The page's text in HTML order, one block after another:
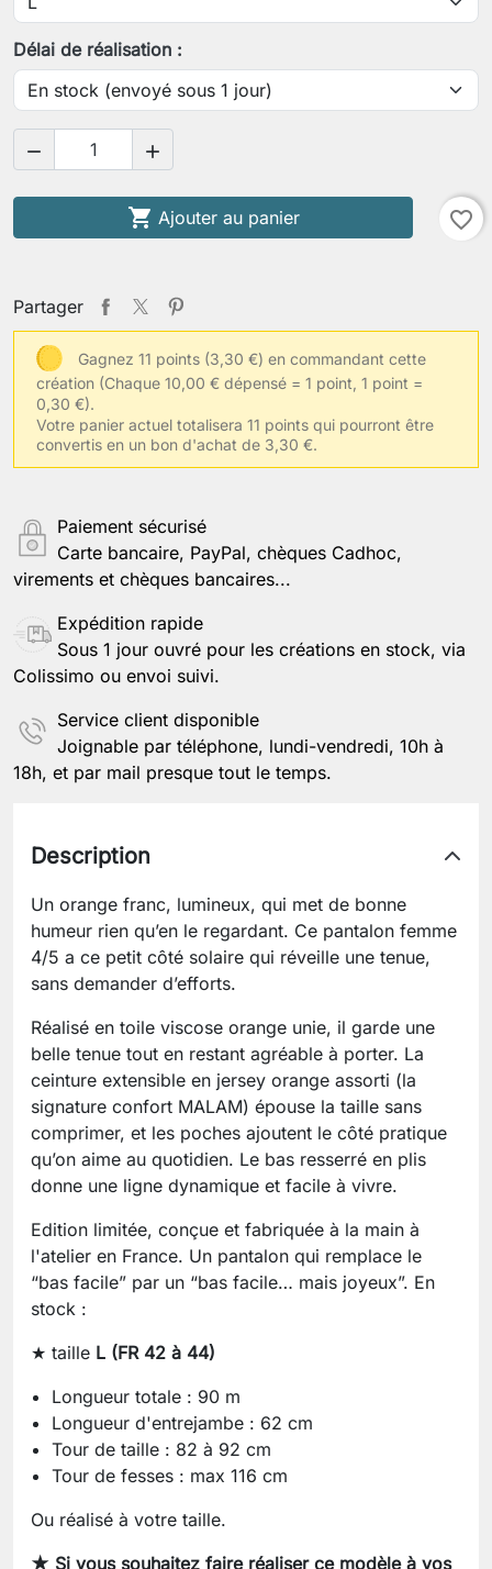
Votre tour de fesses
Votre taille habituelle de vêtements
Autres informations
Enregistrer la personnalisation
Délai de réalisation :
 
 Ajouter au panier favorite_border
Partager
Gagnez 11 points (3,30 €) en commandant cette
création (Chaque 10,00 € dépensé = 1 point, 1 point =
0,30 €).
Votre panier actuel totalisera 11 points qui pourront être
convertis en un bon d'achat de 3,30 €.
Paiement sécurisé
Carte bancaire, PayPal, chèques Cadhoc,
virements et chèques bancaires...
Expédition rapide
Sous 1 jour ouvré pour les créations en stock, via
Colissimo ou envoi suivi.
Service client disponible
Joignable par téléphone, lundi-vendredi, 10h à
18h, et par mail presque tout le temps.
Description
Un orange franc, lumineux, qui met de bonne
humeur rien qu’en le regardant. Ce pantalon femme
4/5 a ce petit côté solaire qui réveille une tenue,
sans demander d’efforts.
Réalisé en toile viscose orange unie, il garde une
belle tenue tout en restant agréable à porter. La
ceinture extensible en jersey orange assorti (la
signature confort MALAM) épouse la taille sans
comprimer, et les poches ajoutent le côté pratique
qu’on aime au quotidien. Le bas resserré en plis
donne une ligne dynamique et facile à vivre.
Edition limitée, conçue et fabriquée à la main à
l'atelier en France. Un pantalon qui remplace le
“bas facile” par un “bas facile… mais joyeux”. En
stock :
★ taille L (FR 42 à 44)
Longueur totale : 90 m
Longueur d'entrejambe : 62 cm
Tour de taille : 82 à 92 cm
Tour de fesses : max 116 cm
Ou réalisé à votre taille.
★ Si vous souhaitez faire réaliser ce modèle à vos